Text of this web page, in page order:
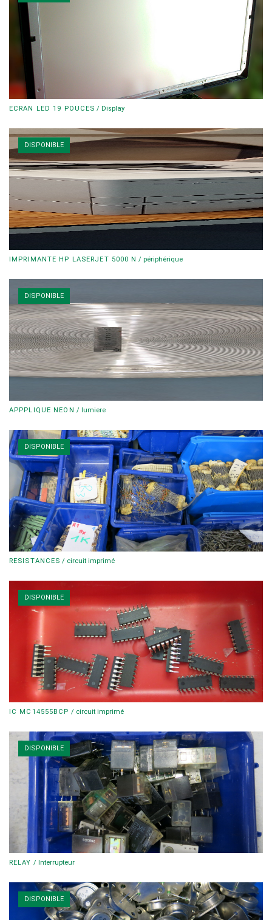
ECRAN LED 19 POUCES /Display
DISPONIBLE
IMPRIMANTE HP LASERJET 5000 N /périphérique
DISPONIBLE
APPPLIQUE NEON / lumiere
DISPONIBLE
RESISTANCES / circuit imprimé
DISPONIBLE
IC MC14555BCP / circuit imprimé
DISPONIBLE
RELAY / Interrupteur
DISPONIBLE